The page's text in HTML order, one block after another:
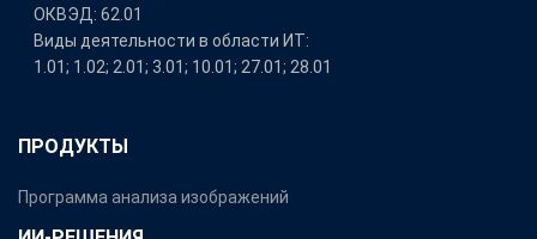
ОКВЭД: 62.01
Виды деятельности в области ИТ:
1.01; 1.02; 2.01; 3.01; 10.01; 27.01; 28.01
ПРОДУКТЫ
Программа анализа изображений